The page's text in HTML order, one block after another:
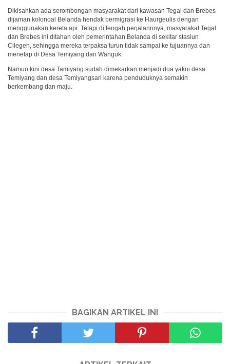
Dikisahkan ada serombongan masyarakat dari kawasan Tegal dan Brebes
dijaman kolonoal Belanda hendak bermigrasi ke Haurgeulis dengan
menggunakan kereta api. Tetapi di tengah perjalannnya, masyarakat Tegal
dan Brebes ini ditahan oleh pemerintahan Belanda di sekitar stasiun
Cilegeh, sehingga mereka terpaksa turun tidak sampai ke tujuannya dan
menetap di Desa Temiyang dan Wanguk.
Namun kini desa Tamiyang sudah dimekarkan menjadi dua yakni desa
Temiyang dan desa Temiyangsari karena penduduknya semakin
berkembang dan maju.
BAGIKAN ARTIKEL INI